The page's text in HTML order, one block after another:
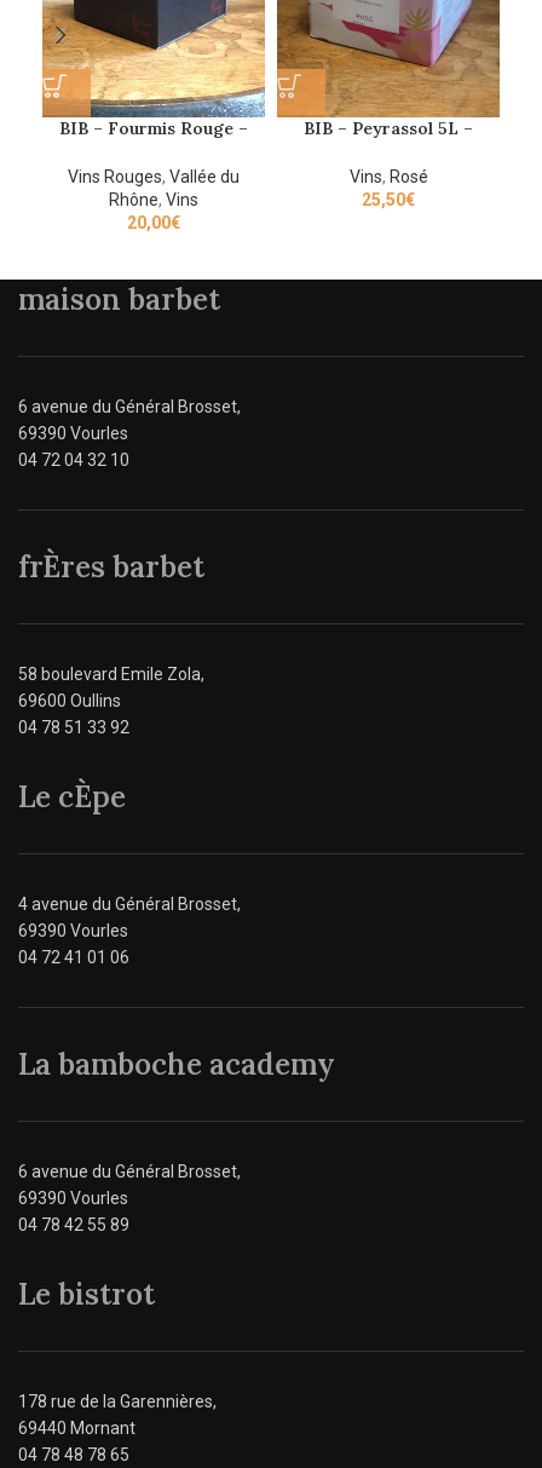
BIB – Fourmis Rouge –
Vins Rouges, Vallée du
Rhône, Vins
20,00€
BIB – Peyrassol 5L –
Vins, Rosé
25,50€
maison barbet
6 avenue du Général Brosset,
69390 Vourles
04 72 04 32 10
frÈres barbet
58 boulevard Emile Zola,
69600 Oullins
04 78 51 33 92
Le cÈpe
4 avenue du Général Brosset,
69390 Vourles
04 72 41 01 06
La bamboche academy
6 avenue du Général Brosset,
69390 Vourles
04 78 42 55 89
Le bistrot
178 rue de la Garennières,
69440 Mornant
04 78 48 78 65